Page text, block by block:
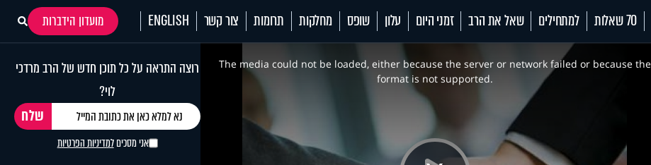
70 שאלות למתחילים שאל את הרב זמני היום עלון שופס מחלקות תרומות צור קשר ENGLISH
מועדון הידברות
This
modalThe media could not be loaded, either because the server or network failed or because the
format is not supported.
רוצה התראה על כל תוכן חדש של הרב מרדכי
לוי?
אני מסכיםלמדיניות הפרטיות